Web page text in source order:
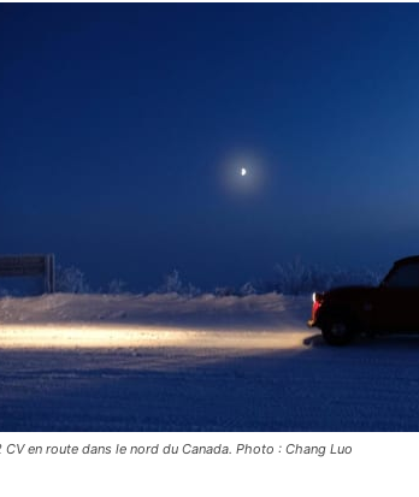
CV en route dans le nord du Canada. Photo : Chang Luo